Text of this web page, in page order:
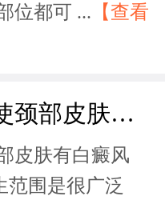
位都可 ... 【查看
都有什么原因致使颈部皮肤有白癜风病?
皮肤有白癜风
范围是很广泛